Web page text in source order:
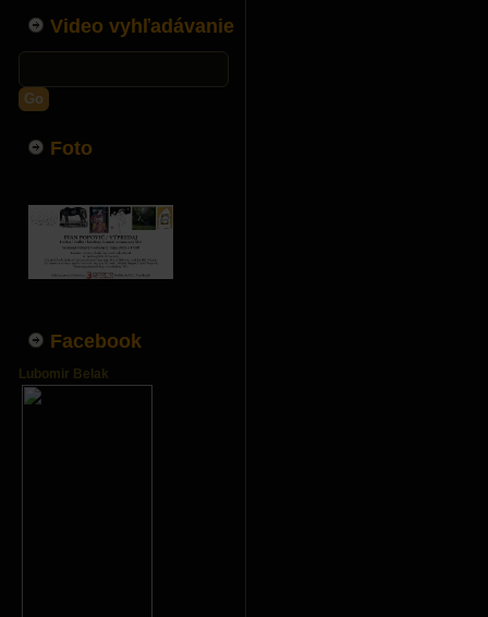
Video vyhľadávanie
Go
Foto
Facebook
Lubomir Belak